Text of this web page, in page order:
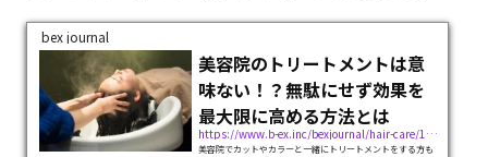
bex journal
美容院のトリートメントは意
味ない！？無駄にせず効果を
最大限に高める方法とは
https://www.b-ex.inc/bexjournal/hair-care/123539
美容院でカットやカラーと一緒にトリートメントをする方も